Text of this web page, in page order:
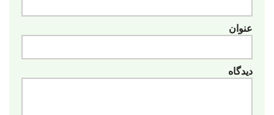
عنوان
دیدگاه